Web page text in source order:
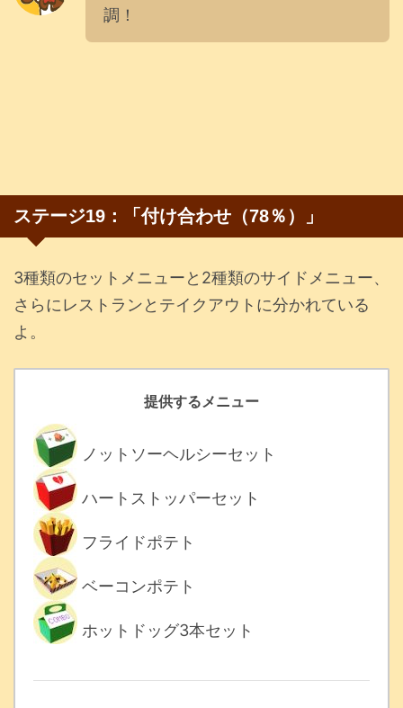
調！
ステージ19：「付け合わせ（78％）」
3種類のセットメニューと2種類のサイドメニュー、
さらにレストランとテイクアウトに分かれている
よ。
提供するメニュー
ノットソーヘルシーセット
ハートストッパーセット
フライドポテト
ベーコンポテト
ホットドッグ3本セット